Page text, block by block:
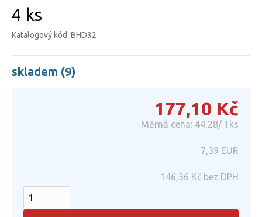
4 ks
Katalogový kód: BHD32
skladem (9)
177,10 Kč
Měrná cena: 44,28/ 1ks
7,39 EUR
146,36 Kč bez DPH